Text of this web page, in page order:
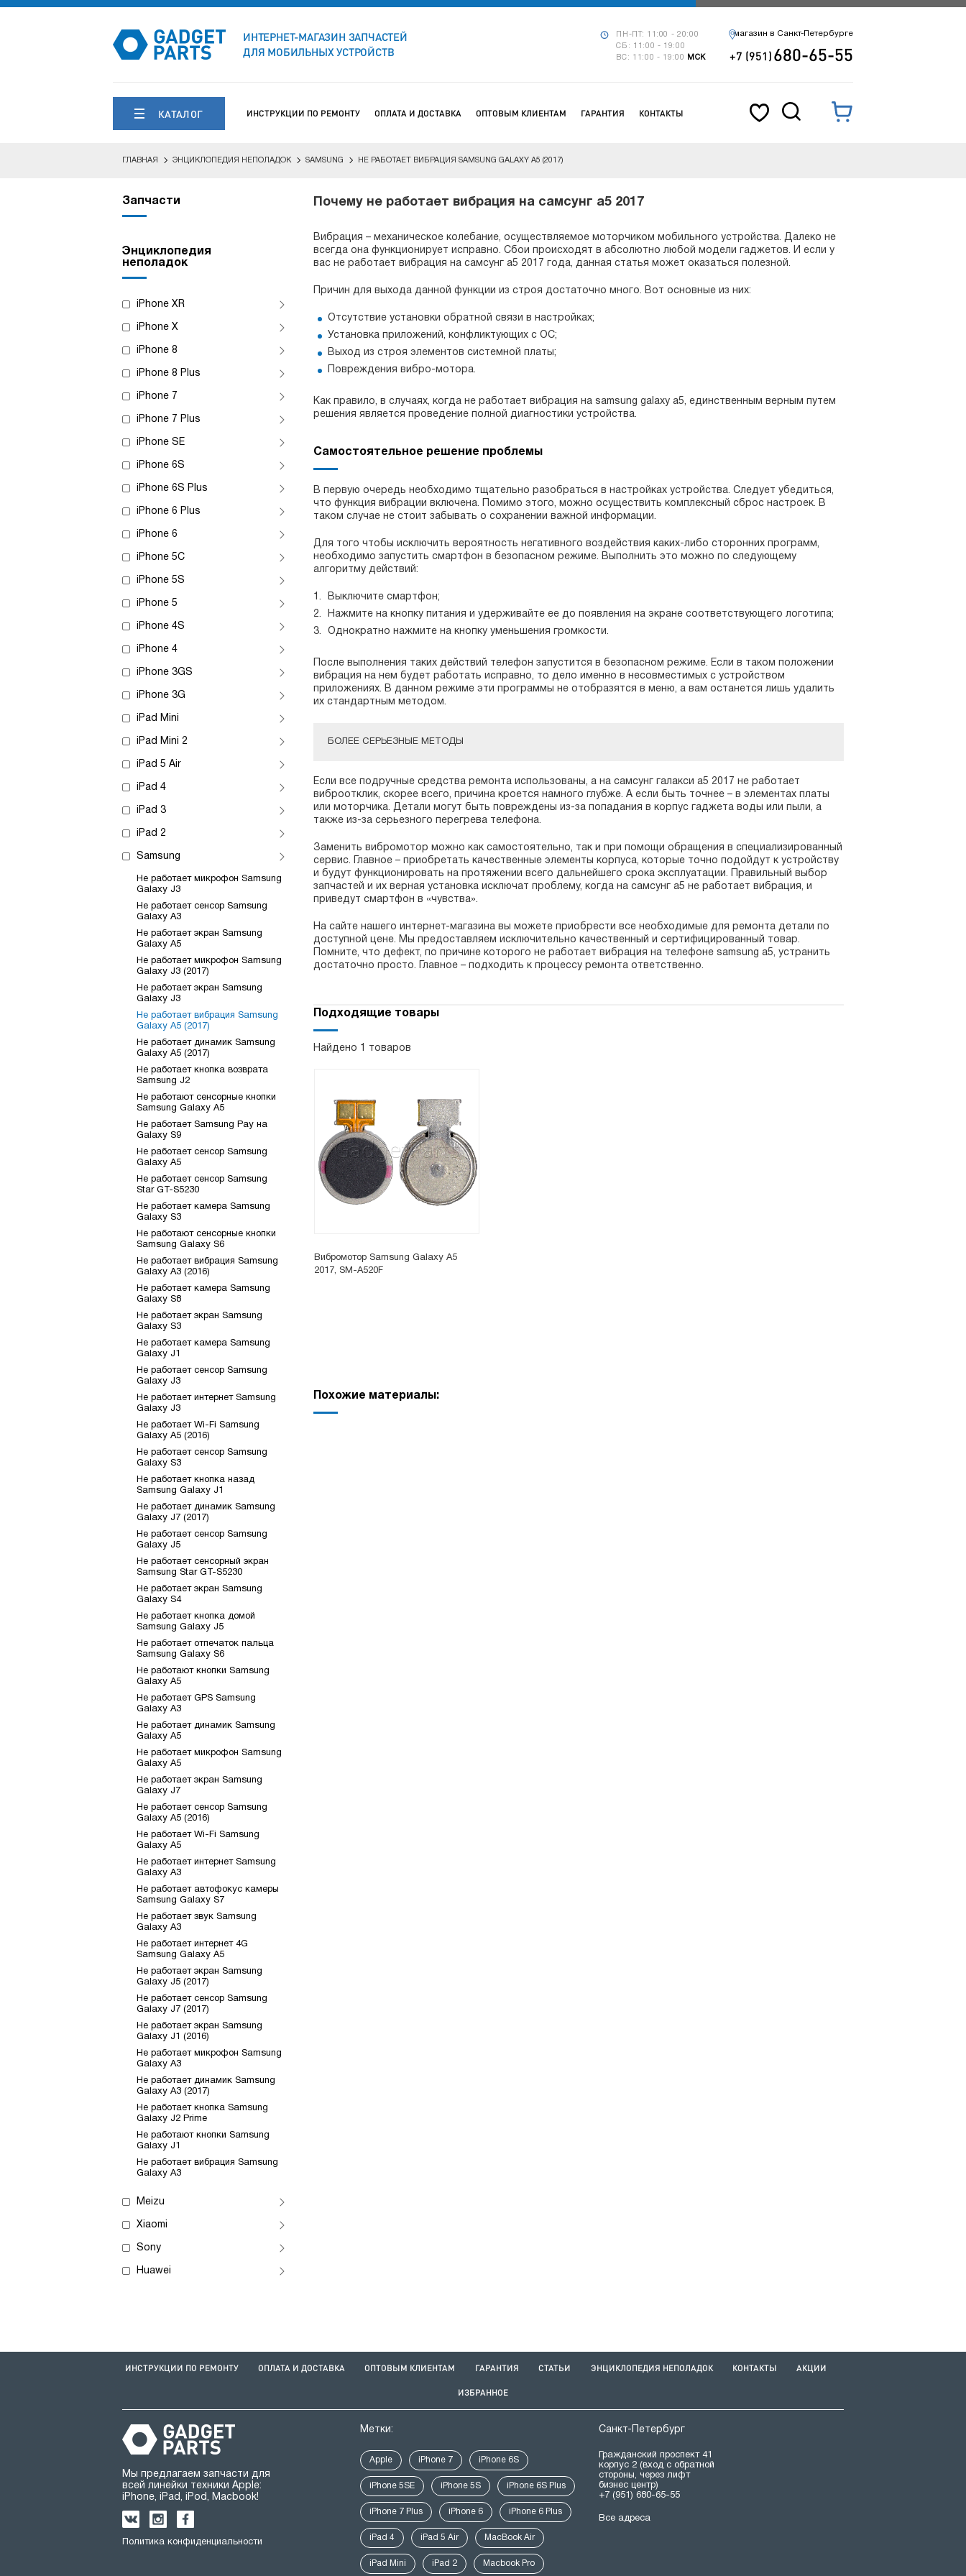
ИНТЕРНЕТ-МАГАЗИН ЗАПЧАСТЕЙ
ДЛЯ МОБИЛЬНЫХ УСТРОЙСТВ
ПН-ПТ: 11:00 - 20:00
СБ: 11:00 - 19:00
ВС: 11:00 - 19:00
МСК
магазин в Санкт-Петербурге
+7 (951)680-65-55
КАТАЛОГ ИНСТРУКЦИИ ПО РЕМОНТУ ОПЛАТА И ДОСТАВКА ОПТОВЫМ КЛИЕНТАМ ГАРАНТИЯ КОНТАКТЫ
ГЛАВНАЯ ЭНЦИКЛОПЕДИЯ НЕПОЛАДОК SAMSUNG НЕ РАБОТАЕТ ВИБРАЦИЯ SAMSUNG GALAXY A5 (2017)
Запчасти
Энциклопедия
неполадок
iPhone XR
iPhone X
iPhone 8
iPhone 8 Plus
iPhone 7
iPhone 7 Plus
iPhone SE
iPhone 6S
iPhone 6S Plus
iPhone 6 Plus
iPhone 6
iPhone 5C
iPhone 5S
iPhone 5
iPhone 4S
iPhone 4
iPhone 3GS
iPhone 3G
iPad Mini
iPad Mini 2
iPad 5 Air
iPad 4
iPad 3
iPad 2
Samsung
Не работает микрофон Samsung
Galaxy J3
Не работает сенсор Samsung
Galaxy A3
Не работает экран Samsung
Galaxy A5
Не работает микрофон Samsung
Galaxy J3 (2017)
Не работает экран Samsung
Galaxy J3
Не работает вибрация Samsung
Galaxy A5 (2017)
Не работает динамик Samsung
Galaxy A5 (2017)
Не работает кнопка возврата
Samsung J2
Не работают сенсорные кнопки
Samsung Galaxy A5
Не работает Samsung Pay на
Galaxy S9
Не работает сенсор Samsung
Galaxy A5
Не работает сенсор Samsung
Star GT-S5230
Не работает камера Samsung
Galaxy S3
Не работают сенсорные кнопки
Samsung Galaxy S6
Не работает вибрация Samsung
Galaxy A3 (2016)
Не работает камера Samsung
Galaxy S8
Не работает экран Samsung
Galaxy S3
Не работает камера Samsung
Galaxy J1
Не работает сенсор Samsung
Galaxy J3
Не работает интернет Samsung
Galaxy J3
Не работает Wi-Fi Samsung
Galaxy A5 (2016)
Не работает сенсор Samsung
Galaxy S3
Не работает кнопка назад
Samsung Galaxy J1
Не работает динамик Samsung
Galaxy J7 (2017)
Не работает сенсор Samsung
Galaxy J5
Не работает сенсорный экран
Samsung Star GT-S5230
Не работает экран Samsung
Galaxy S4
Не работает кнопка домой
Samsung Galaxy J5
Не работает отпечаток пальца
Samsung Galaxy S6
Не работают кнопки Samsung
Galaxy A5
Не работает GPS Samsung
Galaxy A3
Не работает динамик Samsung
Galaxy A5
Не работает микрофон Samsung
Galaxy A5
Не работает экран Samsung
Galaxy J7
Не работает сенсор Samsung
Galaxy A5 (2016)
Не работает Wi-Fi Samsung
Galaxy A5
Не работает интернет Samsung
Galaxy A3
Не работает автофокус камеры
Samsung Galaxy S7
Не работает звук Samsung
Galaxy A3
Не работает интернет 4G
Samsung Galaxy A5
Не работает экран Samsung
Galaxy J5 (2017)
Не работает сенсор Samsung
Galaxy J7 (2017)
Не работает экран Samsung
Galaxy J1 (2016)
Не работает микрофон Samsung
Galaxy A3
Не работает динамик Samsung
Galaxy A3 (2017)
Не работает кнопка Samsung
Galaxy J2 Prime
Не работают кнопки Samsung
Galaxy J1
Не работает вибрация Samsung
Galaxy A3
Meizu
Xiaomi
Sony
Huawei
Почему не работает вибрация на самсунг а5 2017
Вибрация – механическое колебание, осуществляемое моторчиком мобильного устройства. Далеко не
всегда она функционирует исправно. Сбои происходят в абсолютно любой модели гаджетов. И если у
вас не работает вибрация на самсунг а5 2017 года, данная статья может оказаться полезной.
Причин для выхода данной функции из строя достаточно много. Вот основные из них:
Отсутствие установки обратной связи в настройках;
Установка приложений, конфликтующих с ОС;
Выход из строя элементов системной платы;
Повреждения вибро-мотора.
Как правило, в случаях, когда не работает вибрация на samsung galaxy a5, единственным верным путем
решения является проведение полной диагностики устройства.
Самостоятельное решение проблемы
В первую очередь необходимо тщательно разобраться в настройках устройства. Следует убедиться,
что функция вибрации включена. Помимо этого, можно осуществить комплексный сброс настроек. В
таком случае не стоит забывать о сохранении важной информации.
Для того чтобы исключить вероятность негативного воздействия каких-либо сторонних программ,
необходимо запустить смартфон в безопасном режиме. Выполнить это можно по следующему
алгоритму действий:
Выключите смартфон;
Нажмите на кнопку питания и удерживайте ее до появления на экране соответствующего логотипа;
Однократно нажмите на кнопку уменьшения громкости.
После выполнения таких действий телефон запустится в безопасном режиме. Если в таком положении
вибрация на нем будет работать исправно, то дело именно в несовместимых с устройством
приложениях. В данном режиме эти программы не отобразятся в меню, а вам останется лишь удалить
их стандартным методом.
БОЛЕЕ СЕРЬЕЗНЫЕ МЕТОДЫ
Если все подручные средства ремонта использованы, а на самсунг галакси а5 2017 не работает
виброотклик, скорее всего, причина кроется намного глубже. А если быть точнее – в элементах платы
или моторчика. Детали могут быть повреждены из-за попадания в корпус гаджета воды или пыли, а
также из-за серьезного перегрева телефона.
Заменить вибромотор можно как самостоятельно, так и при помощи обращения в специализированный
сервис. Главное – приобретать качественные элементы корпуса, которые точно подойдут к устройству
и будут функционировать на протяжении всего дальнейшего срока эксплуатации. Правильный выбор
запчастей и их верная установка исключат проблему, когда на самсунг а5 не работает вибрация, и
приведут смартфон в «чувства».
На сайте нашего интернет-магазина вы можете приобрести все необходимые для ремонта детали по
доступной цене. Мы предоставляем исключительно качественный и сертифицированный товар.
Помните, что дефект, по причине которого не работает вибрация на телефоне samsung а5, устранить
достаточно просто. Главное – подходить к процессу ремонта ответственно.
Подходящие товары
Найдено 1 товаров
Вибромотор Samsung Galaxy A5
2017, SM-A520F
Похожие материалы:
ИНСТРУКЦИИ ПО РЕМОНТУ ОПЛАТА И ДОСТАВКА ОПТОВЫМ КЛИЕНТАМ ГАРАНТИЯ СТАТЬИ ЭНЦИКЛОПЕДИЯ НЕПОЛАДОК КОНТАКТЫ АКЦИИ
ИЗБРАННОЕ
Мы предлагаем запчасти для
всей линейки техники Apple:
iPhone, iPad, iPod, Macbook!
Политика конфиденциальности
Метки:
Apple iPhone 7 iPhone 6S
iPhone 5SE iPhone 5S iPhone 6S Plus
iPhone 7 Plus iPhone 6 iPhone 6 Plus
iPad 4 iPad 5 Air MacBook Air
iPad Mini iPad 2 Macbook Pro
Санкт-Петербург
Гражданский проспект 41
корпус 2 (вход с обратной
стороны, через лифт
бизнес центр)
+7 (951) 680-65-55
Все адреса